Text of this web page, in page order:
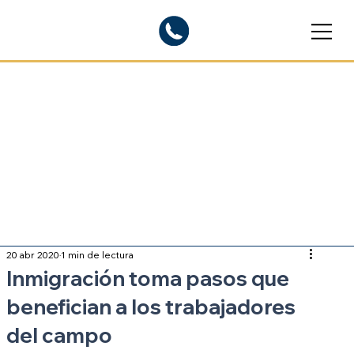
Inmigración toma pasos que
benefician a los trabajadores
del campo
20 abr 20201 min de lectura